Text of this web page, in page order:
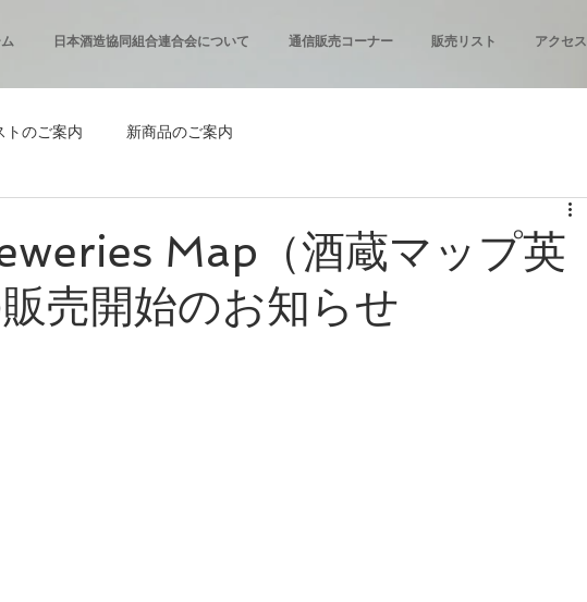
日本酒造協同組合連合会について 通信販売コーナー 販売リスト アクセス
トのご案内 新商品のご案内
Map（酒蔵マップ英
売開始のお知らせ